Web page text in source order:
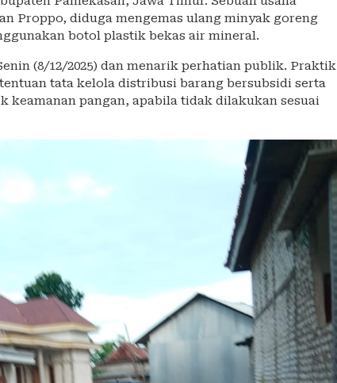
Proppo, diduga mengemas ulang minyak goreng
botol plastik bekas air mineral.
(8/12/2025) dan menarik perhatian publik. Praktik
tata kelola distribusi barang bersubsidi serta
keamanan pangan, apabila tidak dilakukan sesuai